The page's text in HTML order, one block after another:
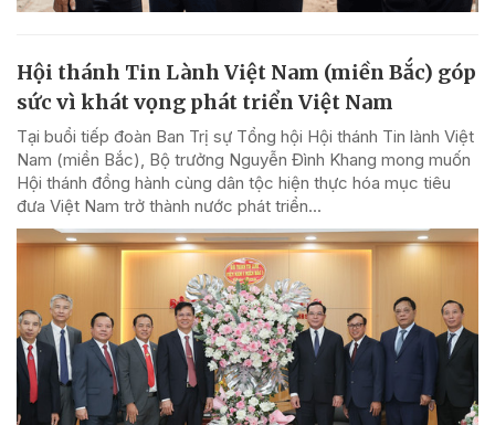
Hội thánh Tin Lành Việt Nam (miền Bắc) góp
sức vì khát vọng phát triển Việt Nam
Tại buổi tiếp đoàn Ban Trị sự Tổng hội Hội thánh Tin lành Việt
Nam (miền Bắc), Bộ trưởng Nguyễn Đình Khang mong muốn
Hội thánh đồng hành cùng dân tộc hiện thực hóa mục tiêu
đưa Việt Nam trở thành nước phát triển...